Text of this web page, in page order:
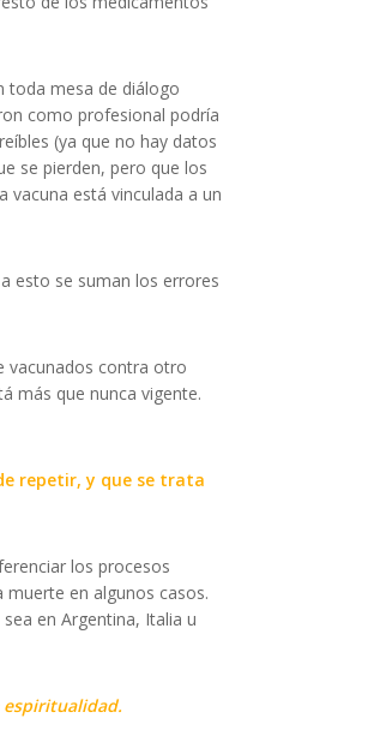
toda mesa de diálogo
como profesional podría
(ya que no hay datos
se pierden, pero que los
vacuna está vinculada a un
esto se suman los errores
vacunados contra otro
más que nunca vigente.
repetir, y que se trata
los procesos
en algunos casos.
en Argentina, Italia u
espiritualidad.